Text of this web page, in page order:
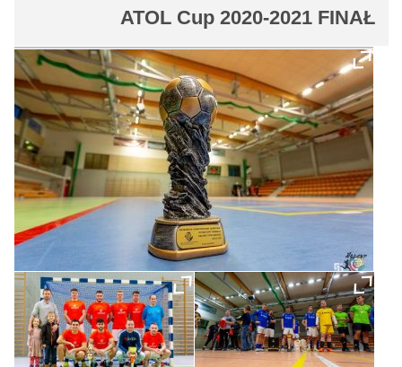
ATOL Cup 2020-2021 FINAŁ